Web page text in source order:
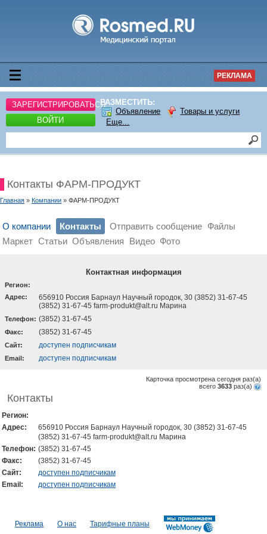
РЕКЛАМА
ЗАРЕГИСТРИРОВАТЬСЯ
ВОЙТИ
РАЗМЕСТИТЬ:
Объявление
Товары и услуги
Еще...
Контакты ФАРМ-ПРОДУКТ
Главная » Компании » ФАРМ-ПРОДУКТ
О компании Контакты Отправить сообщение Файлы
Маркет Статьи Объявления Видео Фото
Контактная информация
Регион:
Адрес:
656910 Россия Барнаул Научный городок, 30 (3852) 31-67-45
(3852) 31-67-45 farm-produkt@alt.ru Марина
Телефон: (3852) 31-67-45
Факс: (3852) 31-67-45
Cайт: доступен подписчикам
Email: доступен подписчикам
Карточка просмотрена сегодня раз(a)
всего 3633 раз(a)
Контакты
Регион:
Адрес:
656910 Россия Барнаул Научный городок, 30 (3852) 31-67-45
(3852) 31-67-45 farm-produkt@alt.ru Марина
Телефон: (3852) 31-67-45
Факс:
(3852) 31-67-45
Cайт:
доступен подписчикам
Email:
доступен подписчикам
Реклама О нас Тарифные планы